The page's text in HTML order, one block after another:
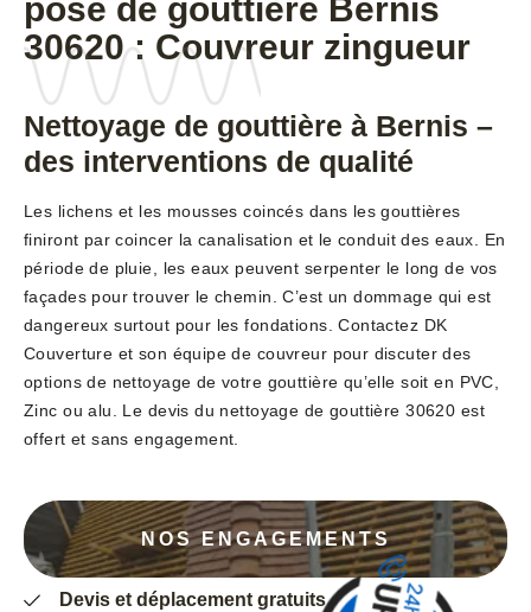
pose de gouttière Bernis
30620 : Couvreur zingueur
Nettoyage de gouttière à Bernis –
des interventions de qualité
Les lichens et les mousses coincés dans les gouttières
finiront par coincer la canalisation et le conduit des eaux. En
période de pluie, les eaux peuvent serpenter le long de vos
façades pour trouver le chemin. C’est un dommage qui est
dangereux surtout pour les fondations. Contactez DK
Couverture et son équipe de couvreur pour discuter des
options de nettoyage de votre gouttière qu’elle soit en PVC,
Zinc ou alu. Le devis du nettoyage de gouttière 30620 est
offert et sans engagement.
NOS ENGAGEMENTS
Devis et déplacement gratuits